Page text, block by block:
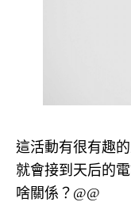
這活動有很有趣
就會接到天后的
啥關係？@@